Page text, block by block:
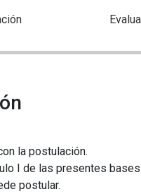
la postulación.
I de las presentes
postular.